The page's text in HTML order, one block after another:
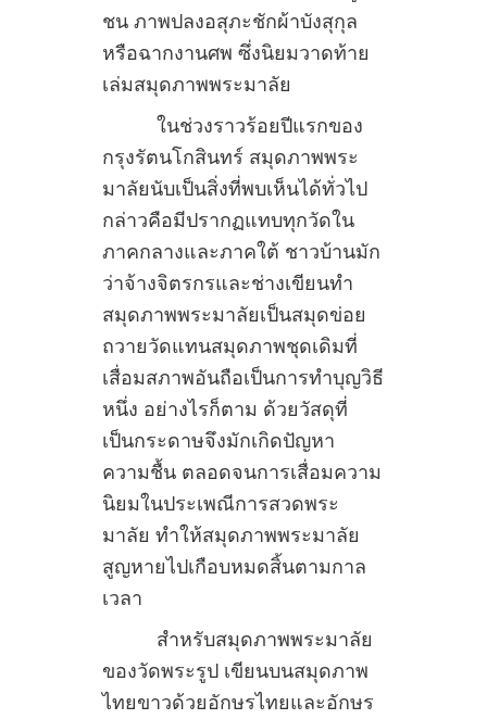
ชน ภาพปลงอสุภะชักผ้าบังสุกุล
หรือฉากงานศพ ซึ่งนิยมวาดท้าย
เล่มสมุดภาพพระมาลัย
ในช่วงราวร้อยปีแรกของ
กรุงรัตนโกสินทร์ สมุดภาพพระ
มาลัยนับเป็นสิ่งที่พบเห็นได้ทั่วไป
กล่าวคือมีปรากฏแทบทุกวัดใน
ภาคกลางและภาคใต้ ชาวบ้านมัก
ว่าจ้างจิตรกรและช่างเขียนทำ
สมุดภาพพระมาลัยเป็นสมุดข่อย
ถวายวัดแทนสมุดภาพชุดเดิมที่
เสื่อมสภาพอันถือเป็นการทำบุญวิธี
หนึ่ง อย่างไรก็ตาม ด้วยวัสดุที่
เป็นกระดาษจึงมักเกิดปัญหา
ความชื้น ตลอดจนการเสื่อมความ
นิยมในประเพณีการสวดพระ
มาลัย ทำให้สมุดภาพพระมาลัย
สูญหายไปเกือบหมดสิ้นตามกาล
เวลา
สำหรับสมุดภาพพระมาลัย
ของวัดพระรูป เขียนบนสมุดภาพ
ไทยขาวด้วยอักษรไทยและอักษร